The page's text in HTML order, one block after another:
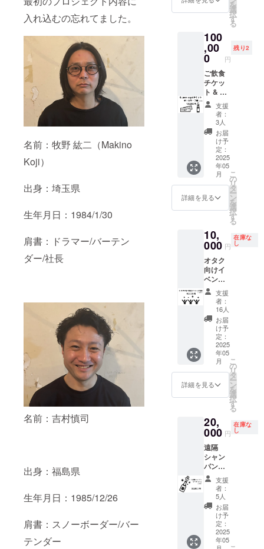
入れ込むの忘れてました。
名前：牧野 紘二（Makino
Koji）
出身：埼玉県
生年月日：1984/1/30
肩書：ドラマー/バーテン
ダー/社長
名前：吉村慎司
出身：福島県
生年月日：1985/12/26
肩書：スノーボーダー/バー
テンダー
ルにて
お礼を
伝えさ
せて頂
きま
す。 ・
お１人
様何口
からで
もご支
援頂け
ます。
「※20歳
未満の
者によ
る飲酒
は法令
で禁止
酒に関
わるリ
ターン
なので
20歳未
満の方
はこの
リター
ンを選
択でき
ませ
ん。」
円分
（1,000
枚） ・
grenn
sound
ご飲食
代にご
利用い
ただけ
ます。1
枚～利
用が可
能で
す。 ・
現金へ
の交換
はでき
ませ
ん。お
つりは
でませ
ん。 ・
店時に
お渡し
いたし
ます。
スタッ
フにク
ラウド
ファン
ディン
グで支
援をし
た旨を
お声掛
けくだ
さい。
・有効
期間：
5月オー
日〜
2026年
5月31日
までの1
年間 ・
オリジ
ナル
ピック
付 ・ご
支援時
には
メール
アドレ
スのみ
を
選
択
す
る
100
,00
0 円
残り2
ご飲食
チケッ
ト & ボ
トル
キープ
権 「常
連確
定！」
と思っ
て下さ
る方向
け。
【チ
ケッ
ト】 ご
飲食チ
55,000
円分
（5,000
円×11
枚） ・
grenn
sound
ご飲食
代にご
利用い
ただけ
ます。1
枚～利
用が可
能で
す。 ・
現金へ
ん。お
つりは
でませ
ん。 ・
初回来
店時に
お渡し
いたし
ます。
スタッ
フにク
ラウド
ファン
ディン
支援
者：
3人
お届
け予
定：
2025
年05
月
詳細を見る
こ
の
リ
タ
ー
ン
を
選
択
す
る
10,
000 円
在庫な
し
オタク
向けイ
ベント
16名
【イベ
ント招
待】 オ
タク向
け貸切
イベン
トにご
招待し
ます ・
日程：
2025年
5月24
時~21時
予定 ・
場所：
green
sound
店舗 ・
支援者
様の交
通費や
滞在費
は各自
でご負
担くだ
さい。
支援
者：
16人
お届
け予
定：
2025
年05
月
詳細を見る
こ
の
リ
タ
ー
ン
を
選
択
す
る
20,
000 円
在庫な
し
遠隔
シャン
パン
（ヴー
ヴ・ク
リコ）
【お礼
のメッ
セー
ジ】 感
謝の気
支援
者：
5人
お届
け予
定：
2025
年05